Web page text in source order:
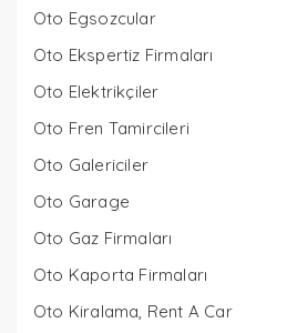
Oto Egsozcular
Oto Ekspertiz Firmaları
Oto Elektrikçiler
Oto Fren Tamircileri
Oto Galericiler
Oto Garage
Oto Gaz Firmaları
Oto Kaporta Firmaları
Oto Kiralama, Rent A Car